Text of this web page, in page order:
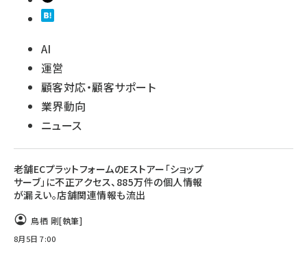
AI
運営
顧客対応・顧客サポート
業界動向
ニュース
老舗ECプラットフォームのEストアー「ショップ
サーブ」に不正アクセス、885万件の個人情報
が漏えい。店舗関連情報も流出
鳥栖 剛[執筆]
8月5日 7:00